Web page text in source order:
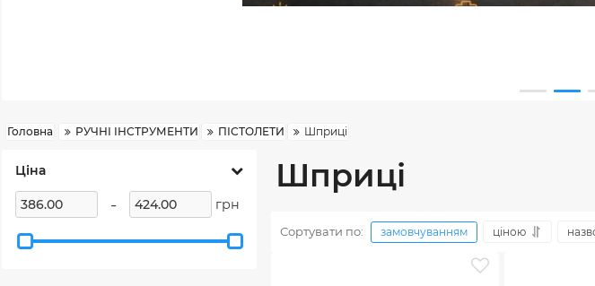
Головна РУЧНІ ІНСТРУМЕНТИ ПІСТОЛЕТИ Шприці
Ціна
- грн
Шприці
Сортувати по: замовчуванням ціною